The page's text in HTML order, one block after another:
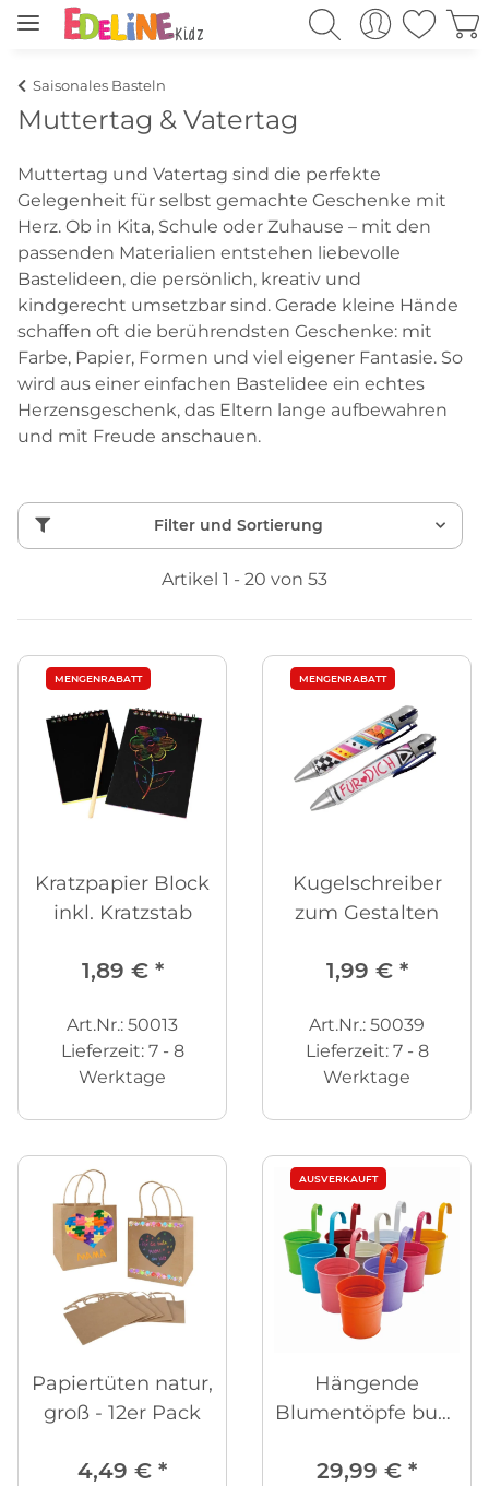
Saisonales Basteln
Muttertag & Vatertag
Muttertag und Vatertag sind die perfekte
Gelegenheit für selbst gemachte Geschenke mit
Herz. Ob in Kita, Schule oder Zuhause – mit den
passenden Materialien entstehen liebevolle
Bastelideen, die persönlich, kreativ und
kindgerecht umsetzbar sind. Gerade kleine Hände
schaffen oft die berührendsten Geschenke: mit
Farbe, Papier, Formen und viel eigener Fantasie. So
wird aus einer einfachen Bastelidee ein echtes
Herzensgeschenk, das Eltern lange aufbewahren
und mit Freude anschauen.
Filter und Sortierung
Artikel 1 - 20 von 53
MENGENRABATT
Kratzpapier Block
inkl. Kratzstab
1,89 € *
Art.Nr.: 50013
Lieferzeit: 7 - 8
Werktage
MENGENRABATT
Kugelschreiber
zum Gestalten
1,99 € *
Art.Nr.: 50039
Lieferzeit: 7 - 8
Werktage
Papiertüten natur,
groß - 12er Pack
4,49 € *
AUSVERKAUFT
Hängende
Blumentöpfe bunt
29,99 € *